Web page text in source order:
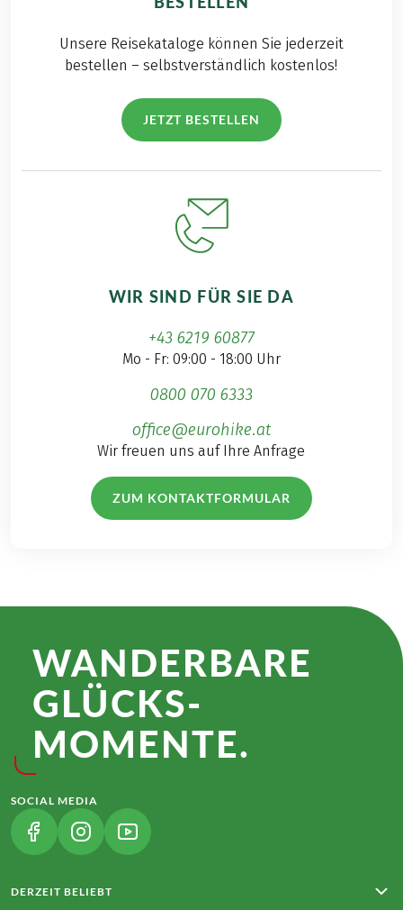
Unsere Reisekataloge können Sie jederzeit
bestellen – selbstverständlich kostenlos!
JETZT BESTELLEN
WIR SIND FÜR SIE DA
+43 6219 60877
Mo - Fr: 09:00 - 18:00 Uhr
0800 070 6333
office@eurohike.at
Wir freuen uns auf Ihre Anfrage
ZUM KONTAKTFORMULAR
WANDER­BARE
GLÜCKS­
MOMENTE.
SOCIAL MEDIA
(LINK ÖFFNET IN NEUEM TAB)
(LINK ÖFFNET IN NEUEM TAB)
(LINK ÖFFNET IN NEUEM TAB)
DERZEIT BELIEBT